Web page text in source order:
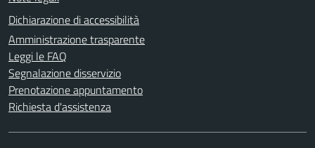
Dichiarazione di accessibilità
Amministrazione trasparente
Leggi le FAQ
Segnalazione disservizio
Prenotazione appuntamento
Richiesta d'assistenza